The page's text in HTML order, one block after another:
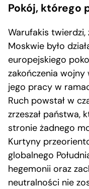
Pokój, którego
Warufakis
Moskwie było
europejskiego
zakończenia
jego pracy w
Ruch powstał w
zrzeszał państwa,
stronie żadnego
Kurtyny
globalnego
hegemonii oraz
neutralności nie